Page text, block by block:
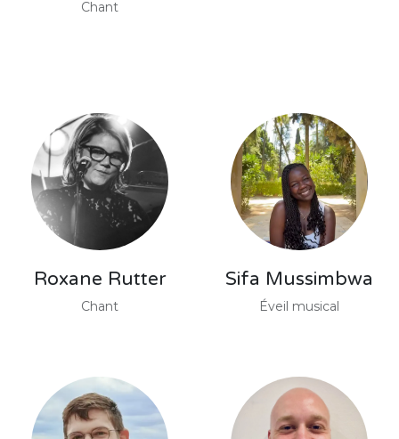
Chant
Roxane Rutter
Chant
Sifa Mussimbwa
Éveil musical